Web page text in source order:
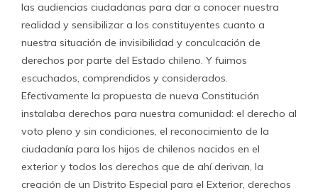
las audiencias ciudadanas para dar a conocer nuestra
realidad y sensibilizar a los constituyentes cuanto a
nuestra situación de invisibilidad y conculcación de
derechos por parte del Estado chileno. Y fuimos
escuchados, comprendidos y considerados.
Efectivamente la propuesta de nueva Constitución
instalaba derechos para nuestra comunidad: el derecho al
voto pleno y sin condiciones, el reconocimiento de la
ciudadanía para los hijos de chilenos nacidos en el
exterior y todos los derechos que de ahí derivan, la
creación de un Distrito Especial para el Exterior, derechos